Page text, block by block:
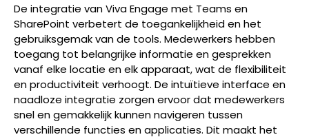
De integratie van Viva Engage met Teams en
SharePoint verbetert de toegankelijkheid en het
gebruiksgemak van de tools. Medewerkers hebben
toegang tot belangrijke informatie en gesprekken
vanaf elke locatie en elk apparaat, wat de flexibiliteit
en productiviteit verhoogt. De intuïtieve interface en
naadloze integratie zorgen ervoor dat medewerkers
snel en gemakkelijk kunnen navigeren tussen
verschillende functies en applicaties. Dit maakt het